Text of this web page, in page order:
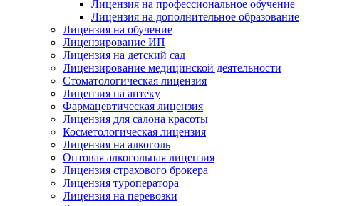
Лицензия на профессиональное обучение
Лицензия на дополнительное образование
Лицензия на обучение
Лицензирование ИП
Лицензия на детский сад
Лицензирование медицинской деятельности
Стоматологическая лицензия
Лицензия на аптеку
Фармацевтическая лицензия
Лицензия для салона красоты
Косметологическая лицензия
Лицензия на алкоголь
Оптовая алкогольная лицензия
Лицензия страхового брокера
Лицензия туроператора
Лицензия на перевозки